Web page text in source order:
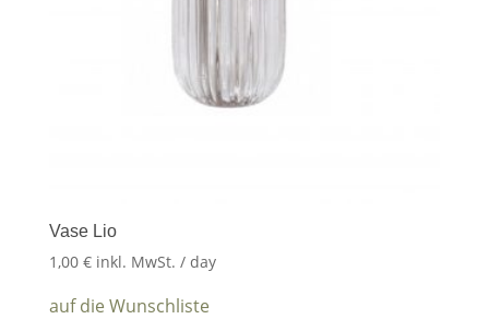
Vase Lio
1,00 € inkl. MwSt. / day
auf die Wunschliste